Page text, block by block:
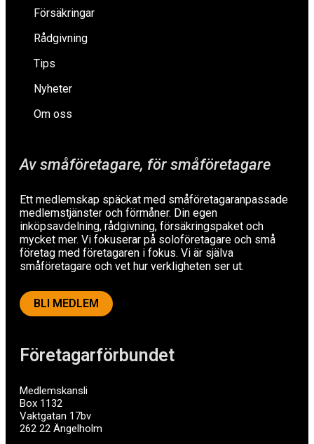
Företagarförbundet
Medlemskansli
Box 1132
Vaktgatan 17bv
262 22 Ängelholm
Av småföretagare, för småföretagare
Ett medlemskap späckat med småföretagaranpassade
medlemstjänster och förmåner. Din egen
inköpsavdelning, rådgivning, försäkringspaket och
mycket mer. Vi fokuserar på soloföretagare och små
företag med företagaren i fokus. Vi är själva
småföretagare och vet hur verkligheten ser ut.
BLI MEDLEM
Försäkringar
Rådgivning
Tips
Nyheter
Om oss